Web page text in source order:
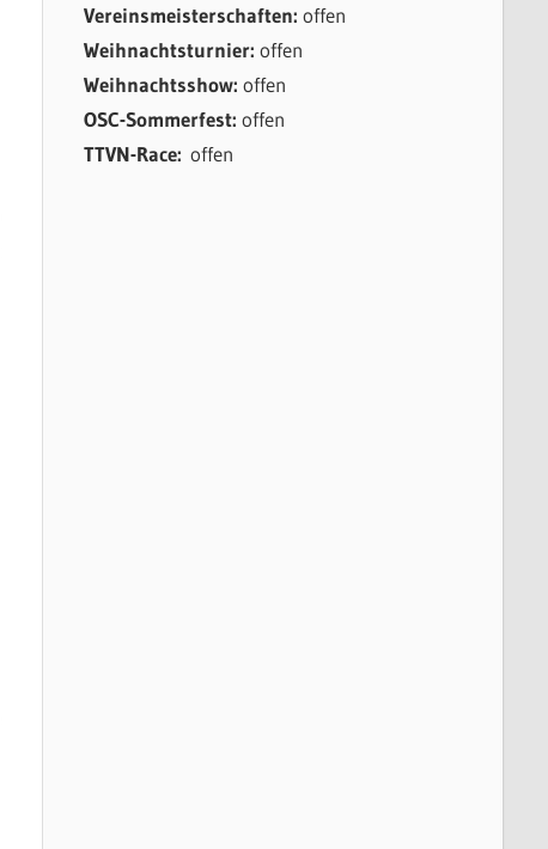
Vereinsmeisterschaften: offen
Weihnachtsturnier: offen
Weihnachtsshow: offen
OSC-Sommerfest: offen
TTVN-Race: offen